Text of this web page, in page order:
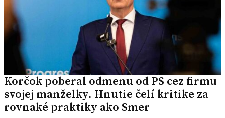
Korčok poberal odmenu od PS cez firmu
svojej manželky. Hnutie čelí kritike za
rovnaké praktiky ako Smer